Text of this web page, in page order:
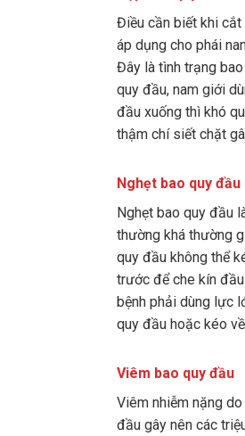
Điều cần biết khi
áp dụng cho phái
Đây là tình trạng
quy đầu, nam giới
đầu xuống thì khó
thậm chí siết chặt
Nghẹt bao quy đầu
Nghẹt bao quy đầu
thường khá thường
quy đầu không thể
trước để che kín
bệnh phải dùng lực
quy đầu hoặc kéo
Viêm bao quy đầu
Viêm nhiễm nặng
đầu gây nên các